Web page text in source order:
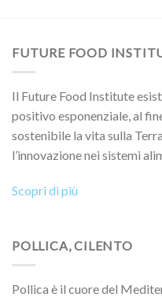
FUTURE FOOD
Il Future Food Institute
positivo esponenziale, al
sostenibile la vita sulla
l’innovazione nei sistemi
Scopri di più
POLLICA, CILENTO
Pollica è il cuore del